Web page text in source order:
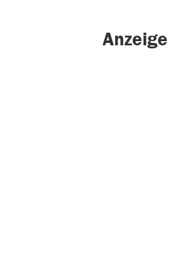
Anzeige